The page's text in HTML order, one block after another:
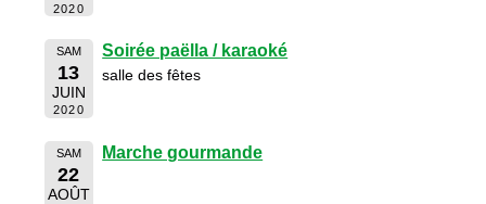
2020
SAM
13
JUIN
2020
Soirée paëlla / karaoké
salle des fêtes
SAM
22
AOÛT
Marche gourmande